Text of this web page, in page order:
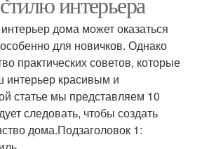
дома может оказаться
для новичков. Однако
практических советов, которые
интерьер красивым и
статье мы представляем 10
следовать, чтобы создать
дома.Подзаголовок 1: